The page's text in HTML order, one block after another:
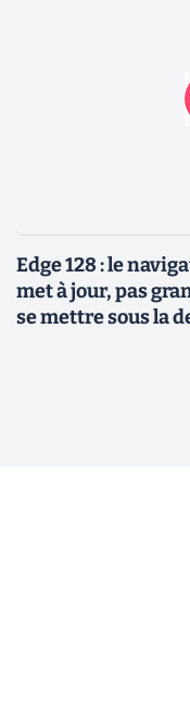
Edge 128 : le
met à jour, pas
se mettre sous la